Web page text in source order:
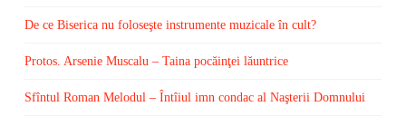
De ce Biserica nu foloseşte instrumente muzicale în cult?
Protos. Arsenie Muscalu – Taina pocăinţei lăuntrice
Sfîntul Roman Melodul – Întîiul imn condac al Naşterii Domnului